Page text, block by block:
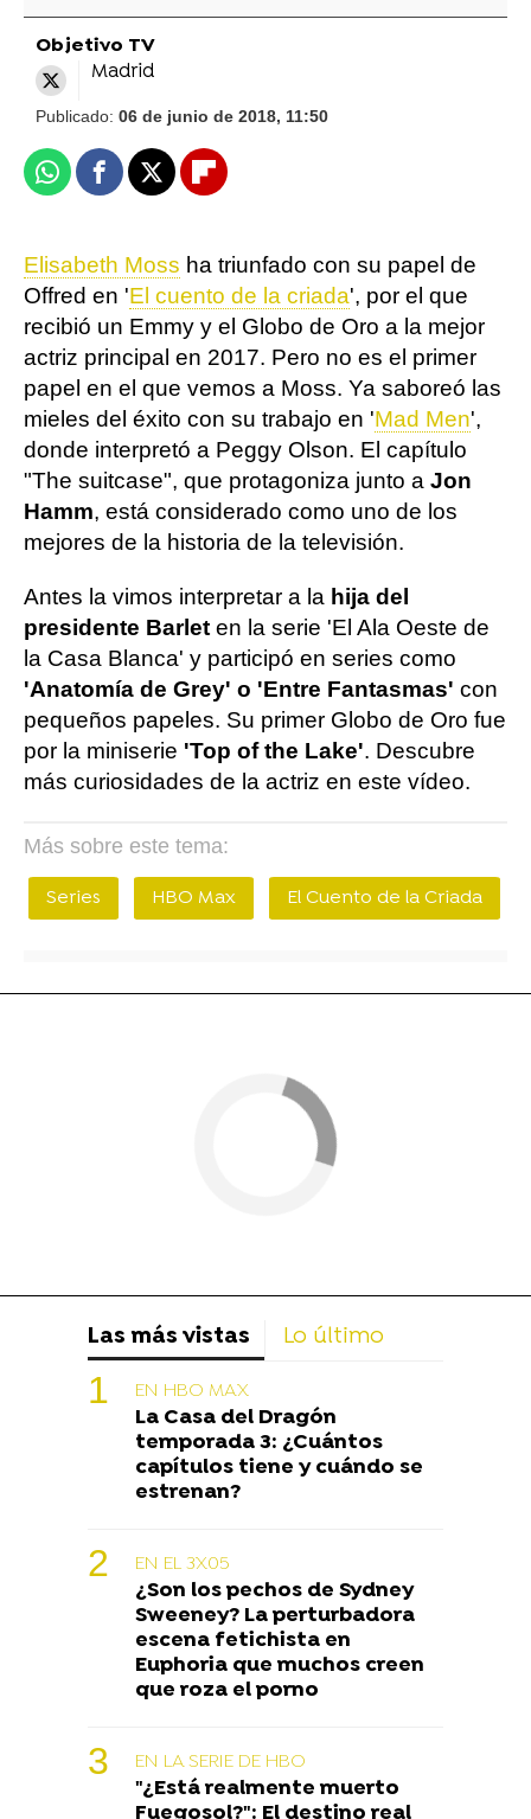
Objetivo TV
Madrid
Publicado: 06 de junio de 2018, 11:50
WhatsappFacebook
X Flipboard
Elisabeth Moss ha triunfado con su papel de
Offred en 'El cuento de la criada', por el que
recibió un Emmy y el Globo de Oro a la mejor
actriz principal en 2017. Pero no es el primer
papel en el que vemos a Moss. Ya saboreó las
mieles del éxito con su trabajo en 'Mad Men',
donde interpretó a Peggy Olson. El capítulo
"The suitcase", que protagoniza junto a Jon
Hamm, está considerado como uno de los
mejores de la historia de la televisión.
Antes la vimos interpretar a la hija del
presidente Barlet en la serie 'El Ala Oeste de
la Casa Blanca' y participó en series como
'Anatomía de Grey' o 'Entre Fantasmas' con
pequeños papeles. Su primer Globo de Oro fue
por la miniserie 'Top of the Lake'. Descubre
más curiosidades de la actriz en este vídeo.
Más sobre este tema:
Series HBO Max El Cuento de la Criada
Las más vistas Lo último
EN HBO MAX
La Casa del Dragón
temporada 3: ¿Cuántos
capítulos tiene y cuándo se
estrenan?
EN EL 3X05
¿Son los pechos de Sydney
Sweeney? La perturbadora
escena fetichista en
Euphoria que muchos creen
que roza el porno
EN LA SERIE DE HBO
"¿Está realmente muerto